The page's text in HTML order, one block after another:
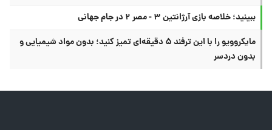
ببینید؛ خلاصه بازی آرژانتین ۳ - مصر ۲ در جام جهانی
مایکروویو را با این ترفند ۵ دقیقه‌ای تمیز کنید؛ بدون مواد شیمیایی و
بدون دردسر